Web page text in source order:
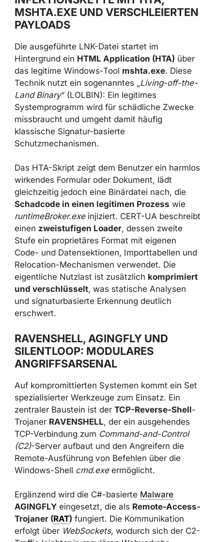
MSHTA.EXE UND
VERSCHLEIERTEN PAYLOADS
Hintergrund ein HTML Application (HTA)
das legitime Windows-Toolmshta.exe. Diese
Technik nutzt ein sogenanntes „Living-off-
the-Land Binary“ (LOLBIN): Ein legitimes
Systemprogramm wird für schädliche Zwecke
missbraucht und umgeht damit häufig
klassische Signatur-basierte
Schutzmechanismen.
harmlos wirkendes Formular oder Dokument,
lädt gleichzeitig jedoch eine Binärdatei nach,
dieSchadcode in einen legitimen Prozess
wieruntimeBroker.exeinjiziert. CERT-UA
beschreibt einenzweistufigen Loader,
dessen zweite Stufe ein proprietäres Format
mit eigenen Code- und Datensektionen,
Importtabellen und Relocation-Mechanismen
verwendet. Die eigentliche Nutzlast ist
zusätzlichkomprimiert und verschlüsselt,
was statische Analysen und signaturbasierte
Erkennung deutlich erschwert.
SILENTLOOP: MODULARES
ANGRIFFSARSENAL
Set spezialisierter Werkzeuge zum Einsatz.
Ein zentraler Baustein ist derTCP-Reverse-
Shell-TrojanerRAVENSHELL, der ein
ausgehendes TCP-Verbindung zum
Command-and-Control (C2)-Server aufbaut
und den Angreifern die Remote-Ausführung
von Befehlen über die Windows-Shell
cmd.exeermöglicht.
Ergänzend wird die C#-basierte Malware
AGINGFLY eingesetzt, die als Remote-
Access-Trojaner (RAT)fungiert. Die
Kommunikation erfolgt überWebSockets,